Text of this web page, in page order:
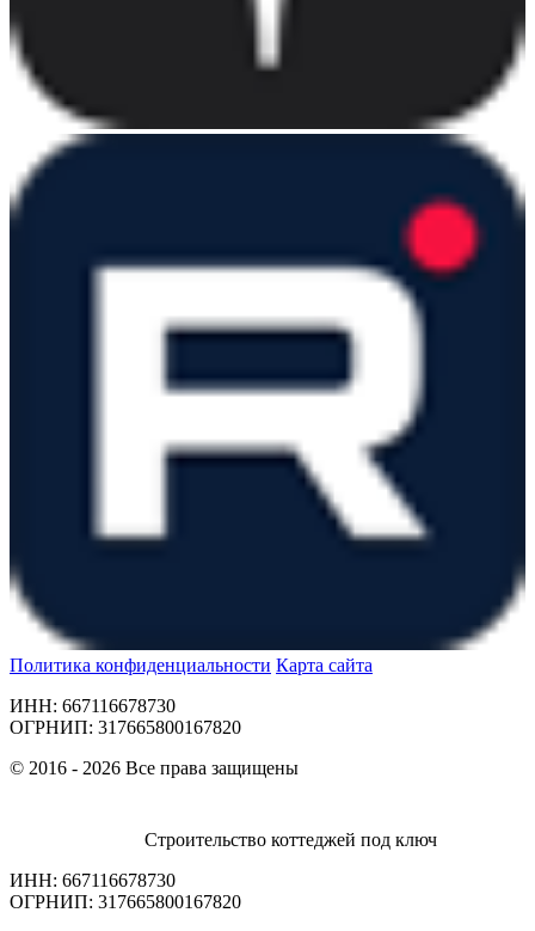
Политика конфиденциальности Карта сайта
ИНН: 667116678730
ОГРНИП: 317665800167820
© 2016 - 2026 Все права защищены
Строительство коттеджей под ключ
ИНН: 667116678730
ОГРНИП: 317665800167820